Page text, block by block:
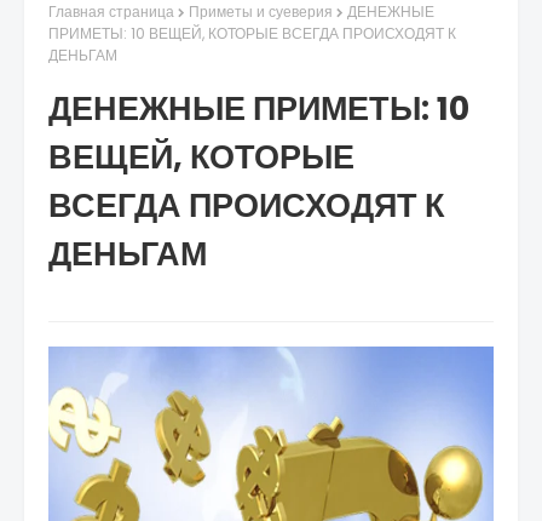
Главная страница Приметы и суеверия
ДЕНЕЖНЫЕ
ПРИМЕТЫ: 10 ВЕЩЕЙ, КОТОРЫЕ ВСЕГДА ПРОИСХОДЯТ К
ДЕНЬГАМ
ДЕНЕЖНЫЕ ПРИМЕТЫ: 10
ВЕЩЕЙ, КОТОРЫЕ
ВСЕГДА ПРОИСХОДЯТ К
ДЕНЬГАМ